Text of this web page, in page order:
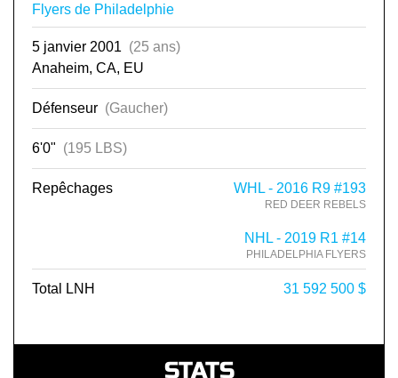
Flyers de Philadelphie
5 janvier 2001 (25 ans)
Anaheim, CA, EU
Défenseur (Gaucher)
6'0" (195 LBS)
Repêchages WHL - 2016 R9 #193
RED DEER REBELS
NHL - 2019 R1 #14
PHILADELPHIA FLYERS
Total LNH 31 592 500 $
STATS